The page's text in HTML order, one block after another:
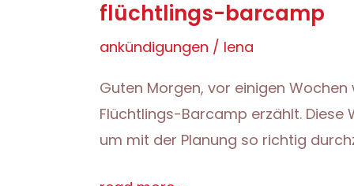
flüchtlings-barcamp
ankündigungen / lena
Guten Morgen, vor einigen
Flüchtlings-Barcamp erzählt. Diese
um mit der Planung so richtig